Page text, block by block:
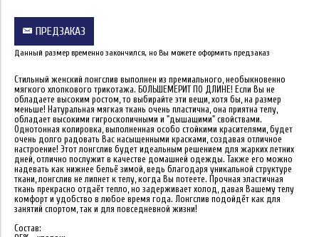
ПРЕДЗАКАЗ
Данный размер временно закончился, но Вы можете оформить предзаказ
Стильный женский лонгслив выполнен из премиального, необыкновенно
мягкого хлопкового трикотажа. БОЛЬШЕМЕРИТ ПО ДЛИНЕ! Если Вы не
обладаете высоким ростом, то выбирайте эти вещи, хотя бы, на размер
меньше! Натуральная мягкая ткань очень пластична, она приятна телу,
обладает высокими гигроскопичными и "дышащими" свойствами.
Однотонная колировка, выполненная особо стойкими красителями, будет
очень долго радовать Вас насыщенными красками, создавая отличное
настроение! Этот лонгслив будет идеальным решением для жарких летних
дней, отлично послужит в качестве домашней одежды. Также его можно
надевать как нижнее бельё зимой, ведь благодаря уникальной структуре
ткани, лонгслив не липнет к телу, когда Вы потеете. Прочная эластичная
ткань прекрасно отдаёт тепло, но задерживает холод, давая Вашему телу
комфорт и удобство в любое время года. Лонгслив подойдёт как для
занятий спортом, так и для повседневной жизни!
Состав: